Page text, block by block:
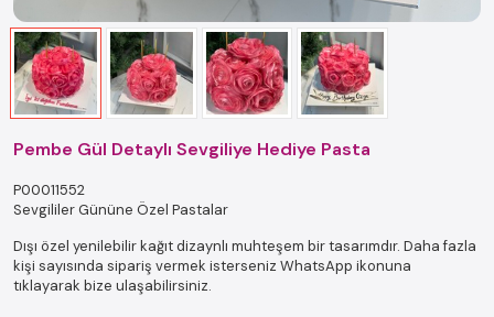
Pembe Gül Detaylı Sevgiliye Hediye Pasta
P00011552
Sevgililer Gününe Özel Pastalar
Dışı özel yenilebilir kağıt dizaynlı muhteşem bir tasarımdır. Daha fazla
kişi sayısında sipariş vermek isterseniz WhatsApp ikonuna
tıklayarak bize ulaşabilirsiniz.